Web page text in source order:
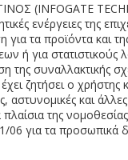
ενέργειες
τα προϊόντα και
για στατιστικούς
συναλλακτικής
ζητήσει ο
και
της
06 για τα προσωπικά